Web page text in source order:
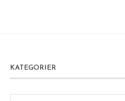
KATEGORIER